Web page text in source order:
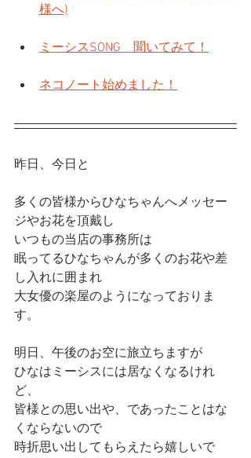
様へ)
ミーシスSONG　聞いてみて！
ネコノート始めました！
昨日、今日と
多くの皆様からひなちゃんへメッセー
ジやお花を頂戴し
いつもの当店の事務所は
眠ってるひなちゃんが多くのお花や差
し入れに囲まれ
大女優の楽屋のようになっておりま
す。
明日、午後のお空に旅立ちますが
ひなはミーシスには居なくなるけれ
ど、
皆様との思い出や、であったことはな
くならないので
時折思い出してもらえたら嬉しいで